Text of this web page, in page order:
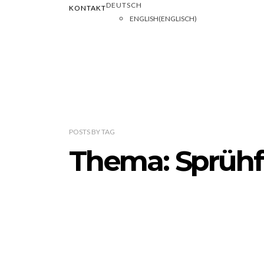
KONTAKTDEUTSCH
ENGLISH(ENGLISCH)
POSTS BYTAG
Thema: